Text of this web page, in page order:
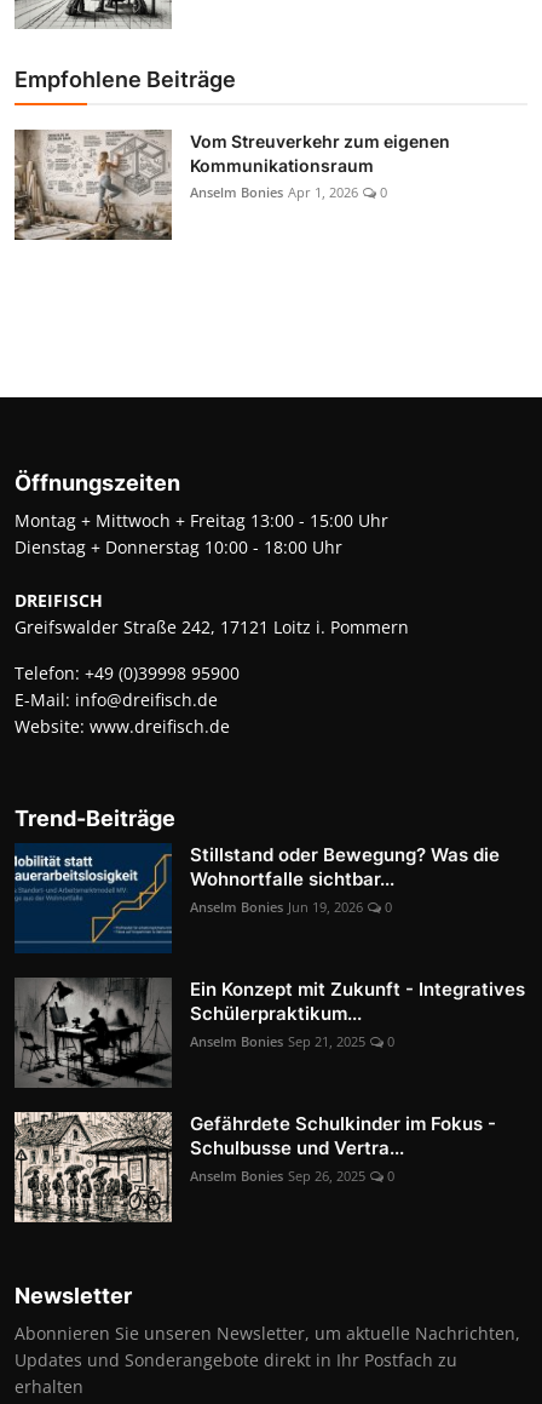
Empfohlene Beiträge
Vom Streuverkehr zum eigenen
Kommunikationsraum
Anselm Bonies Apr 1, 2026 0
Öffnungszeiten
Montag + Mittwoch + Freitag 13:00 - 15:00 Uhr
Dienstag + Donnerstag 10:00 - 18:00 Uhr
DREIFISCH
Greifswalder Straße 242, 17121 Loitz i. Pommern
Telefon: +49 (0)39998 95900
E-Mail: info@dreifisch.de
Website: www.dreifisch.de
Trend-Beiträge
Stillstand oder Bewegung? Was die
Wohnortfalle sichtbar...
Anselm Bonies Jun 19, 2026 0
Ein Konzept mit Zukunft - Integratives
Schülerpraktikum...
Anselm Bonies Sep 21, 2025 0
Gefährdete Schulkinder im Fokus -
Schulbusse und Vertra...
Anselm Bonies Sep 26, 2025 0
Newsletter
Abonnieren Sie unseren Newsletter, um aktuelle Nachrichten,
Updates und Sonderangebote direkt in Ihr Postfach zu
erhalten